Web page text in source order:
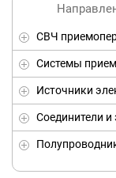
СВЧ
Системы
Источники
Соединители